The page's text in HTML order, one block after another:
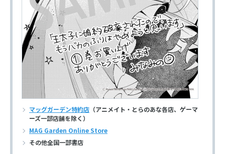
マッグガーデン特約店 （アニメイト・とらのあな各店、ゲーマ
ーズ一部店舗を除く）
MAG Garden Online Store
その他全国一部書店